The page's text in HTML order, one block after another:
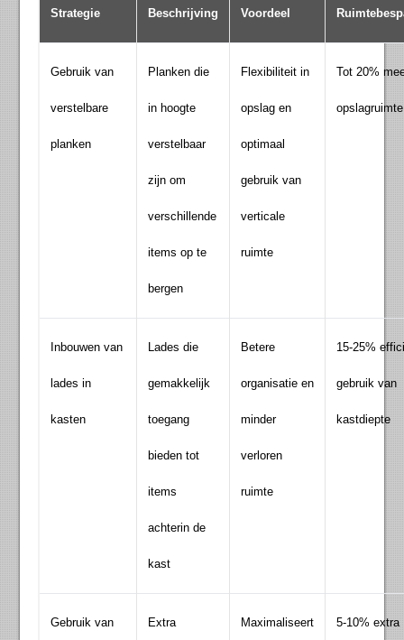
Strategie Beschrijving Voordeel
Gebruik van
verstelbare
planken
Planken die
in hoogte
verstelbaar
zijn om
verschillende
items op te
bergen
Flexibiliteit in
opslag en
optimaal
gebruik van
verticale
ruimte
Tot 20%
opslagruimte
Inbouwen van
lades in
kasten
Lades die
gemakkelijk
toegang
bieden tot
items
achterin de
kast
Betere
organisatie en
minder
verloren
ruimte
15-25%
gebruik van
kastdiepte
Gebruik van Extra Maximaliseert 5-10% extra